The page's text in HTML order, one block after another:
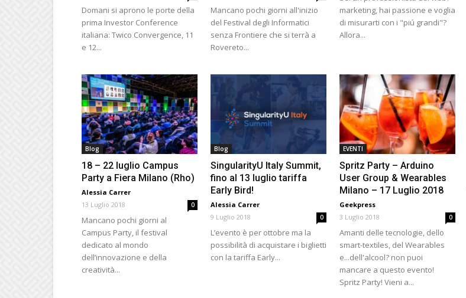
Domani si aprono le porte della
prima Investor Conference
italiana: Twico Convergence, 11
e 12...
Mancano pochi giorni all'inizio
del Festival degli Informatici
senza Frontiere che si terrà a
Rovereto...
marketing, hai passione e voglia
di misurarti con i "piú grandi"?
Allora...
Blog
18 – 22 luglio Campus
Party a Fiera Milano (Rho)
Alessia Carrer
13 Luglio 2018
0
Mancano pochi giorni al
Campus Party, il festival
dedicato al mondo
dell’innovazione e della
creatività...
Blog
SingularityU Italy Summit,
fino al 13 luglio tariffa
Early Bird!
Alessia Carrer
9 Luglio 2018
0
L’evento è per ottobre ma la
possibilità di acquistare i biglietti
con la tariffa Early...
EVENTI
Spritz Party – Arduino
User Group & Wearables
Milano – 17 Luglio 2018
Geekpress
3 Luglio 2018
0
Amanti delle tecnologie, dello
smart-textiles, del Wearables
e...dell'alcool? non puoi
mancare a questo evento!
Spritz Party! Vieni a...